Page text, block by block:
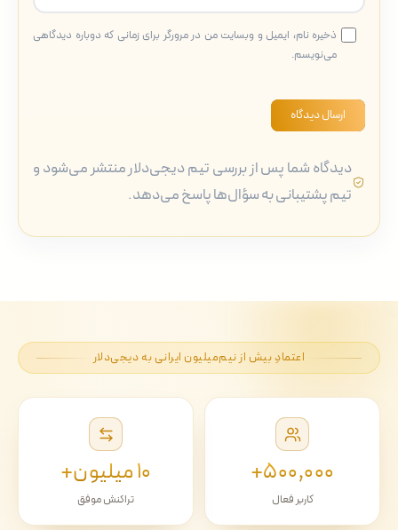
ذخیره نام، ایمیل و وبسایت من در مرورگر برای زمانی که دوباره دیدگاهی
می‌نویسم.
ارسال دیدگاه
دیدگاه شما پس از بررسی تیم دیجی‌دلار منتشر می‌شود و
تیم پشتیبانی به سؤال‌ها پاسخ می‌دهد.
اعتمادِ بیش از نیم‌میلیون ایرانی به دیجی‌دلار
۵۰۰٬۰۰۰+
کاربر فعال
۱۰ میلیون+
تراکنش موفق